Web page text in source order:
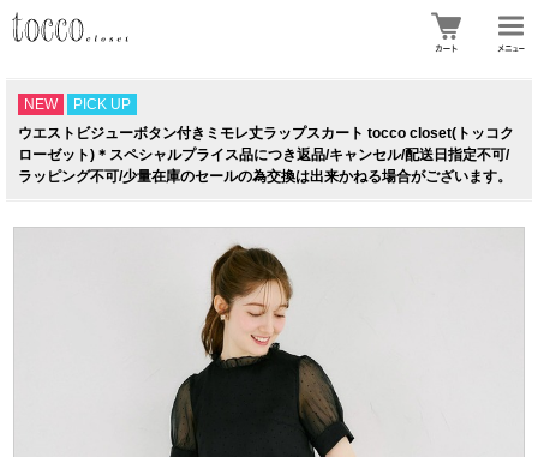
NEW
PICK UP
ウエストビジューボタン付きミモレ丈ラップスカート tocco closet(トッコク
ローゼット)＊スペシャルプライス品につき返品/キャンセル/配送日指定不可/
ラッピング不可/少量在庫のセールの為交換は出来かねる場合がございます。